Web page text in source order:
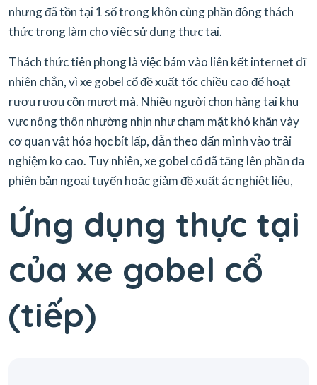
nhưng đã tồn tại 1 số trong khôn cùng phần đông thách
thức trong làm cho việc sử dụng thực tại.
Thách thức tiên phong là việc bám vào liên kết internet dĩ
nhiên chắn, vì xe gobel cổ đề xuất tốc chiều cao để hoạt
rượu rượu cồn mượt mà. Nhiều người chọn hàng tại khu
vực nông thôn nhường nhịn như chạm mặt khó khăn vày
cơ quan vật hóa học bít lấp, dẫn theo dấn mình vào trải
nghiệm ko cao. Tuy nhiên, xe gobel cổ đã tăng lên phần đa
phiên bản ngoại tuyến hoặc giảm đề xuất ác nghiệt liệu,
Ứng dụng thực tại
của xe gobel cổ
(tiếp)